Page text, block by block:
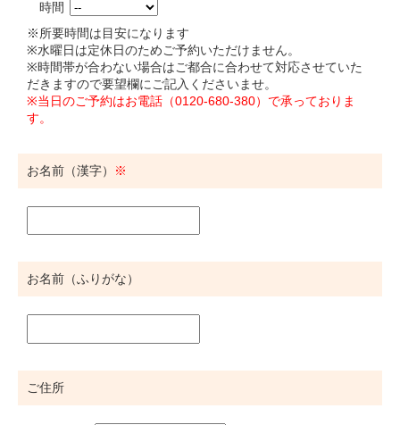
時間
※所要時間は目安になります
※水曜日は定休日のためご予約いただけません。
※時間帯が合わない場合はご都合に合わせて対応させていた
だきますので要望欄にご記入くださいませ。
※当日のご予約はお電話（0120-680-380）で承っておりま
す。
お名前（漢字）
お名前（ふりがな）
ご住所